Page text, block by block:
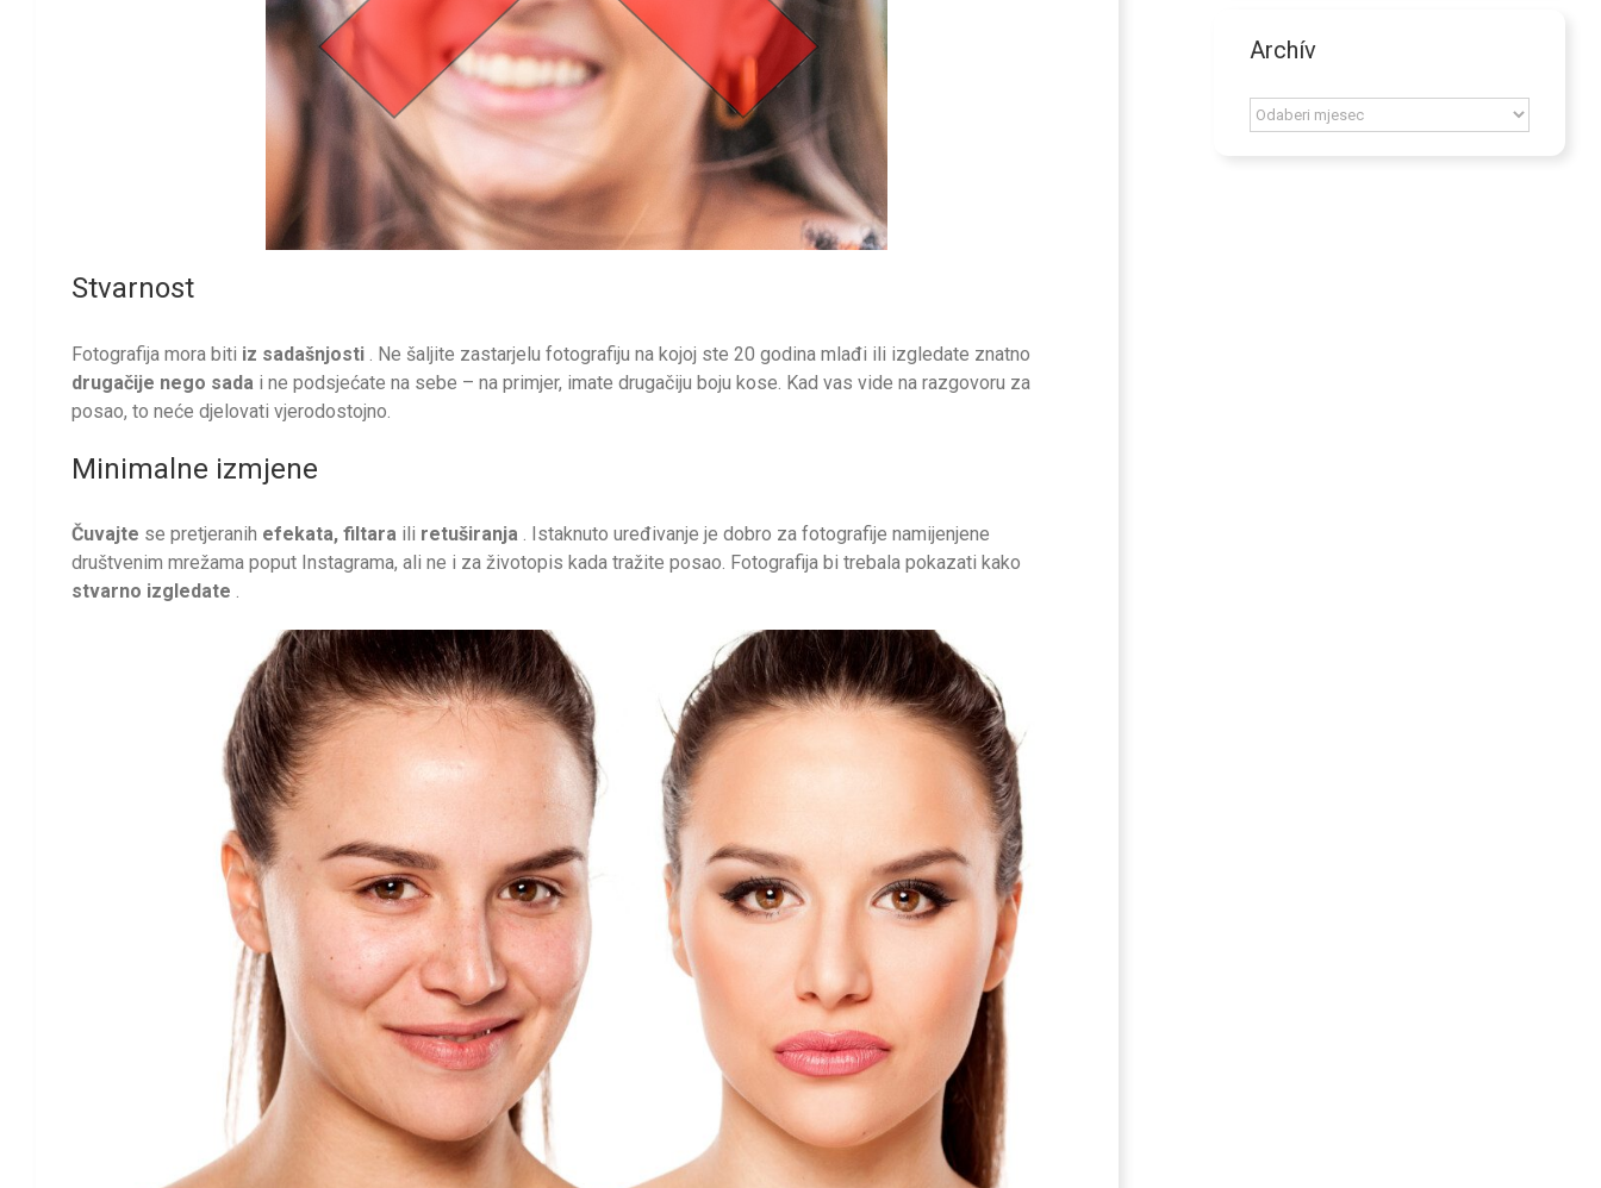
Stvarnost
Fotografija mora biti iz sadašnjosti . Ne šaljite zastarjelu fotografiju na kojoj ste 20 godina mlađi ili izgledate znatno
drugačije nego sada i ne podsjećate na sebe – na primjer, imate drugačiju boju kose. Kad vas vide na razgovoru za
posao, to neće djelovati vjerodostojno.
Minimalne izmjene
Čuvajte se pretjeranih efekata, filtara ili retuširanja . Istaknuto uređivanje je dobro za fotografije namijenjene
društvenim mrežama poput Instagrama, ali ne i za životopis kada tražite posao. Fotografija bi trebala pokazati kako
stvarno izgledate .
Archív
Archív